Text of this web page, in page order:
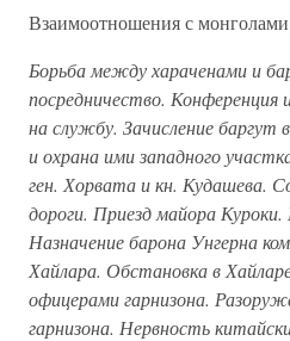
Взаимоотношения с монголами
Борьба между хараченами и
посредничество. Конференция
на службу. Зачисление баргут
и охрана ими западного
ген. Хорвата и кн. Кудашева.
дороги. Приезд майора
Назначение барона Унгерна
Хайлара. Обстановка в
офицерами гарнизона.
гарнизона. Нервность